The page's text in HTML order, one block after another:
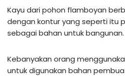
Kayu dari pohon flamboyan
dengan kontur yang seperti itu
sebagai bahan untuk bangunan.
Kebanyakan orang
untuk digunakan bahan